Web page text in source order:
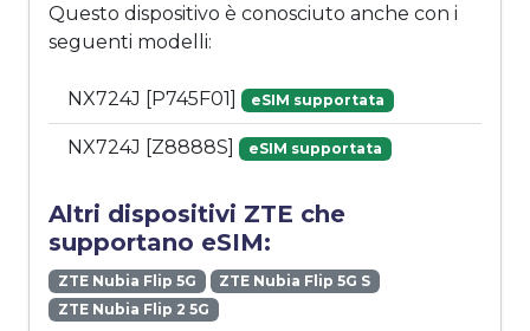
Questo dispositivo è conosciuto anche con i
seguenti modelli:
NX724J [P745F01] eSIM supportata
NX724J [Z8888S] eSIM supportata
Altri dispositivi ZTE che
supportano eSIM:
ZTE Nubia Flip 5G
ZTE Nubia Flip 5G S
ZTE Nubia Flip 2 5G